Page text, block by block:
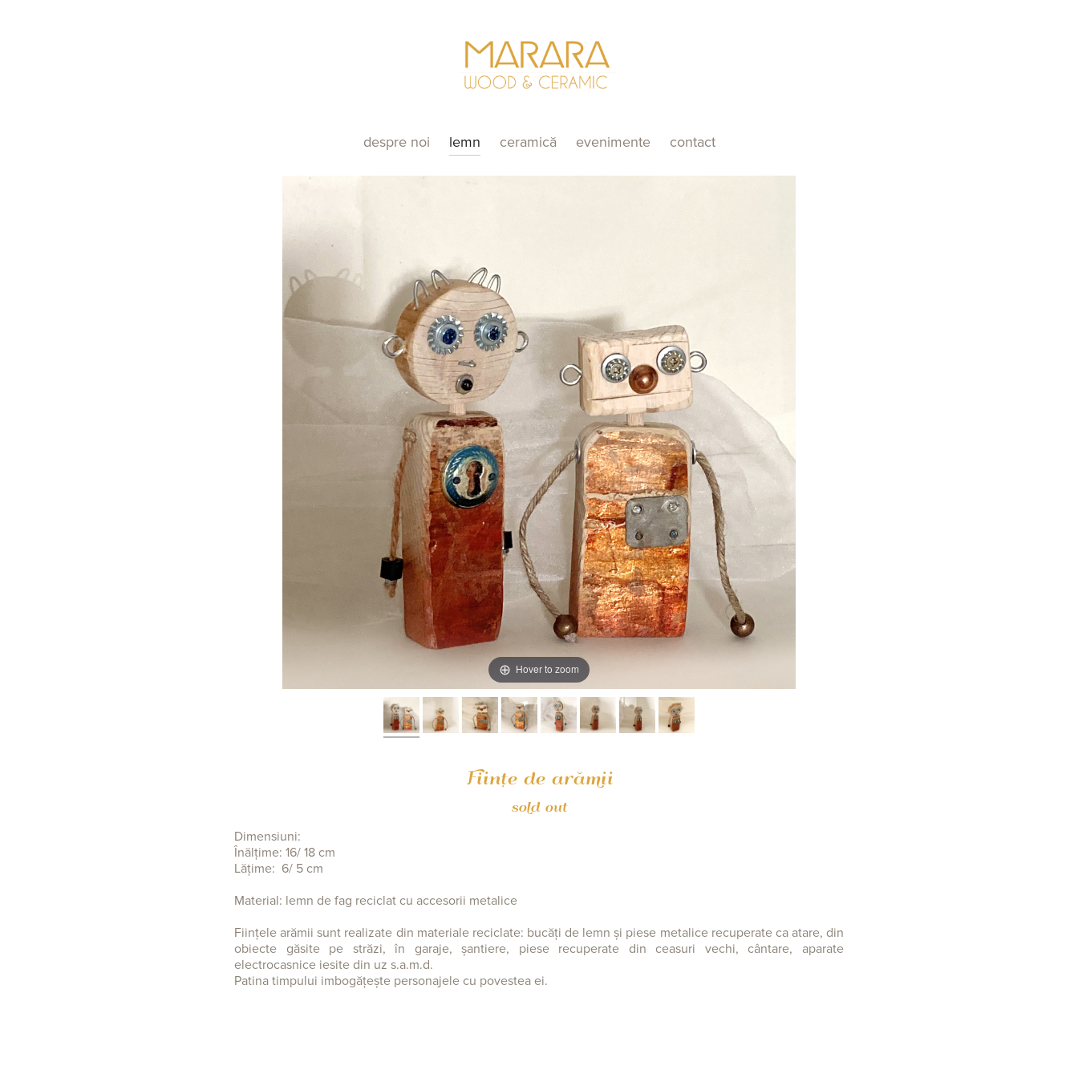
despre noi lemn ceramică evenimente contact
Hover to zoom
Ființe de arămii
sold out
Dimensiuni:
Înălțime: 16/ 18 cm
Lățime: 6/ 5 cm
Material: lemn de fag reciclat cu accesorii metalice
Ființele arămii sunt realizate din materiale reciclate: bucăți de lemn și piese metalice recuperate ca atare, din
obiecte găsite pe străzi, în garaje, șantiere, piese recuperate din ceasuri vechi, cântare, aparate
electrocasnice iesite din uz s.a.m.d.
Patina timpului imbogățește personajele cu povestea ei.